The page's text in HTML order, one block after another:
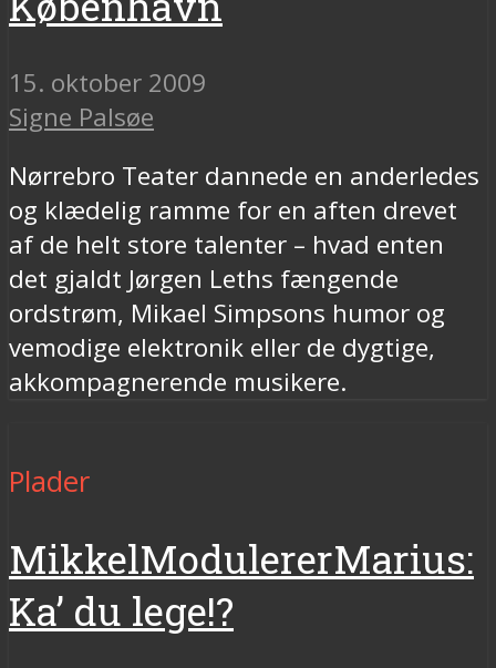
15. oktober 2009
Signe Palsøe
Nørrebro Teater dannede en anderledes
og klædelig ramme for en aften drevet
af de helt store talenter – hvad enten
det gjaldt Jørgen Leths fængende
ordstrøm, Mikael Simpsons humor og
vemodige elektronik eller de dygtige,
akkompagnerende musikere.
Plader
MikkelModulererMarius:
Ka’ du lege!?